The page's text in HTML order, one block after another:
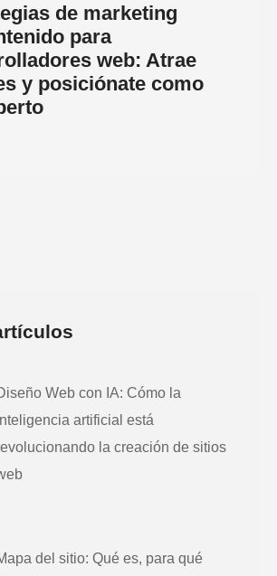
de marketing
para
web: Atrae
y posiciónate como
Web con IA: Cómo la
artificial está
la creación de sitios
del sitio: Qué es, para qué